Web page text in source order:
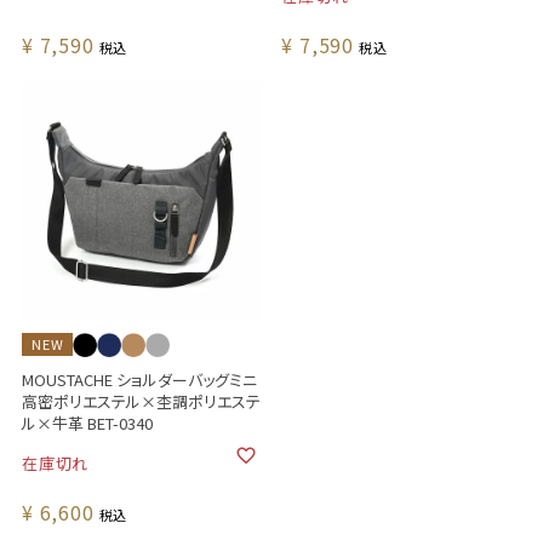
¥ 7,590 税込 ¥ 7,590 税込
NEW
MOUSTACHE ショルダーバッグミニ
高密ポリエステル×杢調ポリエステ
ル×牛革 BET-0340
在庫切れ
¥ 6,600 税込